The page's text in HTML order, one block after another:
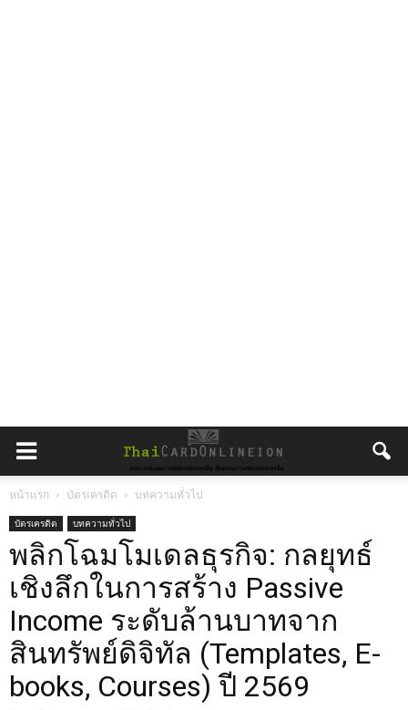
หน้าแรก บัตรเครดิต บทความทั่วไป
บัตรเครดิต บทความทั่วไป
พลิกโฉมโมเดลธุรกิจ: กลยุทธ์
เชิงลึกในการสร้าง Passive
Income ระดับล้านบาทจาก
สินทรัพย์ดิจิทัล (Templates, E-
books, Courses) ปี 2569